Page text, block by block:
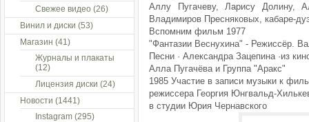
Аллу Пугачеву, Ларису Долину,
Владимиров Пресняковых, кабаре-
Вспомним фильм 1977
"Фантазии Веснухина" - Режиссёр.
Песни · Александра Зацепина ·из
Алла Пугачёва и Группа "Аракс"
1985 Участие в записи музыки к
режиссера Георгия Юнгвальд-
в студии Юрия Чернавского
Свежее видео (26)
Винил и диски (53)
Магазин (41)
Журналы и плакаты
(12)
Лицензия диски (24)
Новости (1441)
Instagram (295)